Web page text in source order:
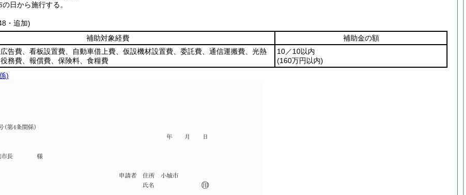
日から施行する。
・追加)
補助対象経費
補助金の額
告費、看板設置費、自動車借上費、仮設機材設置費、委託費、通信運搬費、光熱
務費、報償費、保険料、食糧費
10／10以内
(160万円以内)
)